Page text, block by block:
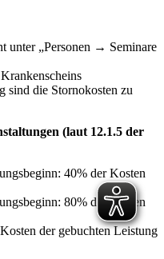
unter „Personen → Seminare
sind die Stornokosten zu
(laut 12.1.5 der
40% der Kosten
80% der Kosten
der gebuchten Leistung